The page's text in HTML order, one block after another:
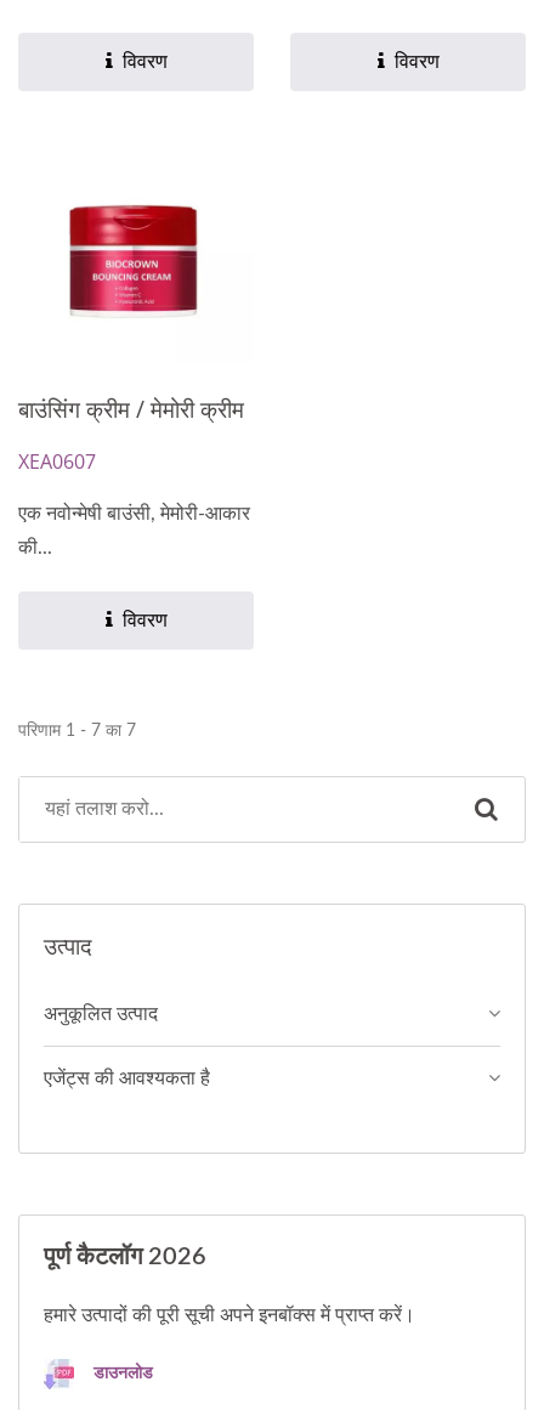
विवरण विवरण
बाउंसिंग क्रीम / मेमोरी क्रीम
XEA0607
एक नवोन्मेषी बाउंसी, मेमोरी-आकार
की...
विवरण
परिणाम 1 - 7 का 7
उत्पाद
अनुकूलित उत्पाद
एजेंट्स की आवश्यकता है
पूर्ण कैटलॉग 2026
हमारे उत्पादों की पूरी सूची अपने इनबॉक्स में प्राप्त करें।
डाउनलोड